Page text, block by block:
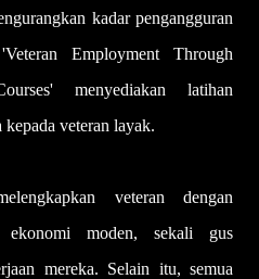
kadar pengangguran
Employment Through
menyediakan latihan
veteran layak.
veteran dengan
ekonomi moden, sekali gus
mereka. Selain itu, semua